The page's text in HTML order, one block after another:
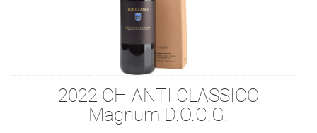
2022 CHIANTI CLASSICO
Magnum D.O.C.G.